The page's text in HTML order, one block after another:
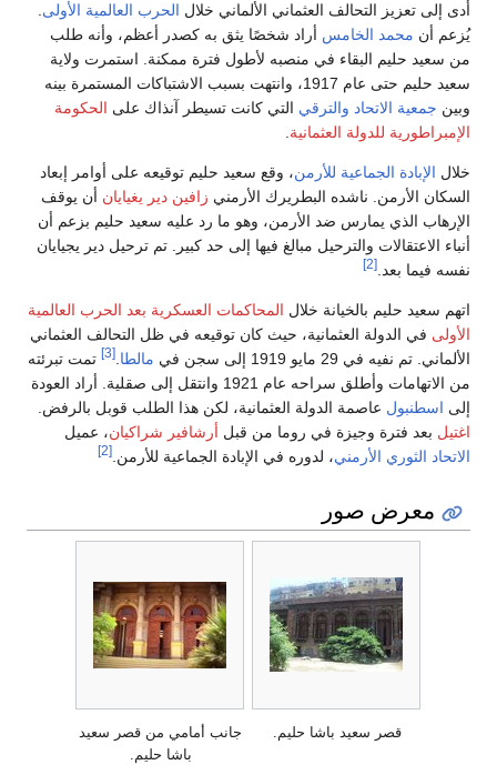
أدى إلى تعزيز التحالف العثماني الألماني خلال الحرب العالمية الأولى.
يُزعم أن محمد الخامس ​​أراد شخصًا يثق به كصدر أعظم، وأنه طلب
من سعيد حليم البقاء في منصبه لأطول فترة ممكنة. استمرت ولاية
سعيد حليم حتى عام 1917، وانتهت بسبب الاشتباكات المستمرة بينه
وبين جمعية الاتحاد والترقي التي كانت تسيطر آنذاك على الحكومة
الإمبراطورية للدولة العثمانية.
خلال الإبادة الجماعية للأرمن، وقع سعيد حليم توقيعه على أوامر إبعاد
السكان الأرمن. ناشده البطريرك الأرمني زافين دير يغيايان أن يوقف
الإرهاب الذي يمارس ضد الأرمن، وهو ما رد عليه سعيد حليم بزعم أن
أنباء الاعتقالات والترحيل مبالغ فيها إلى حد كبير. تم ترحيل دير يجيايان
نفسه فيما بعد.[2]
اتهم سعيد حليم بالخيانة خلال المحاكمات العسكرية بعد الحرب العالمية
الأولى في الدولة العثمانية، حيث كان توقيعه في ظل التحالف العثماني
الألماني. تم نفيه في 29 مايو 1919 إلى سجن في
مالطا.
[3]
تمت تبرئته
من الاتهامات وأطلق سراحه عام 1921 وانتقل إلى صقلية. أراد العودة
إلى اسطنبول عاصمة الدولة العثمانية، لكن هذا الطلب قوبل بالرفض.
اغتيل بعد فترة وجيزة في روما من قبل أرشافير شراكيان، عميل
الاتحاد الثوري الأرمني، لدوره في الإبادة الجماعية للأرمن.[2]
معرض صور
قصر سعيد باشا حليم.
جانب أمامي من قصر سعيد
باشا حليم.